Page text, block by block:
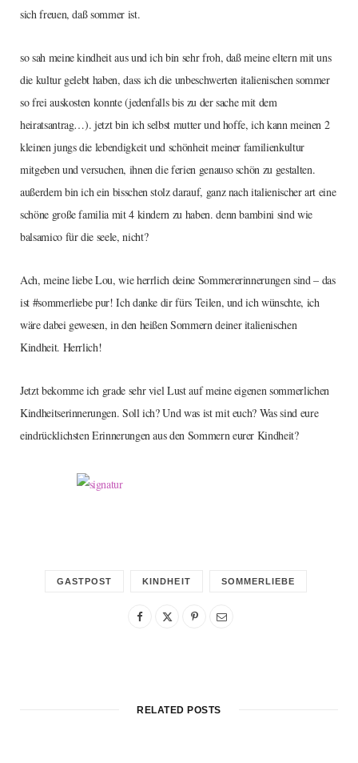
sich freuen, daß sommer ist.
so sah meine kindheit aus und ich bin sehr froh, daß meine eltern mit uns
die kultur gelebt haben, dass ich die unbeschwerten italienischen sommer
so frei auskosten konnte (jedenfalls bis zu der sache mit dem
heiratsantrag…). jetzt bin ich selbst mutter und hoffe, ich kann meinen 2
kleinen jungs die lebendigkeit und schönheit meiner familienkultur
mitgeben und versuchen, ihnen die ferien genauso schön zu gestalten.
außerdem bin ich ein bisschen stolz darauf, ganz nach italienischer art eine
schöne große familia mit 4 kindern zu haben. denn bambini sind wie
balsamico für die seele, nicht?
Ach, meine liebe Lou, wie herrlich deine Sommererinnerungen sind – das
ist #sommerliebe pur! Ich danke dir fürs Teilen, und ich wünschte, ich
wäre dabei gewesen, in den heißen Sommern deiner italienischen
Kindheit. Herrlich!
Jetzt bekomme ich grade sehr viel Lust auf meine eigenen sommerlichen
Kindheitserinnerungen. Soll ich? Und was ist mit euch? Was sind eure
eindrücklichsten Erinnerungen aus den Sommern eurer Kindheit?
GASTPOST KINDHEIT SOMMERLIEBE
RELATED POSTS